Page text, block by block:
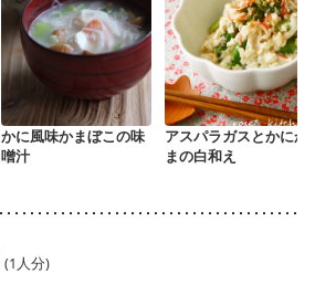
かに風味かまぼこの味
噌汁
アスパラガスとかにか
まの白和え
(1人分)